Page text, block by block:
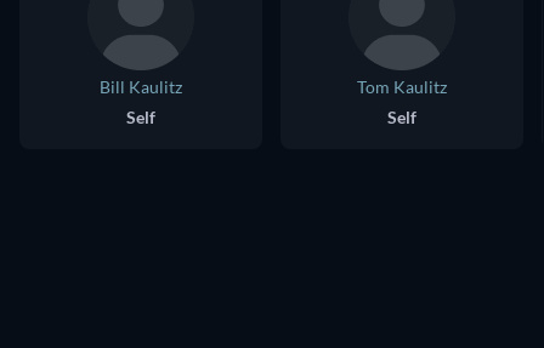
Bill Kaulitz
Self
Tom Kaulitz
Self